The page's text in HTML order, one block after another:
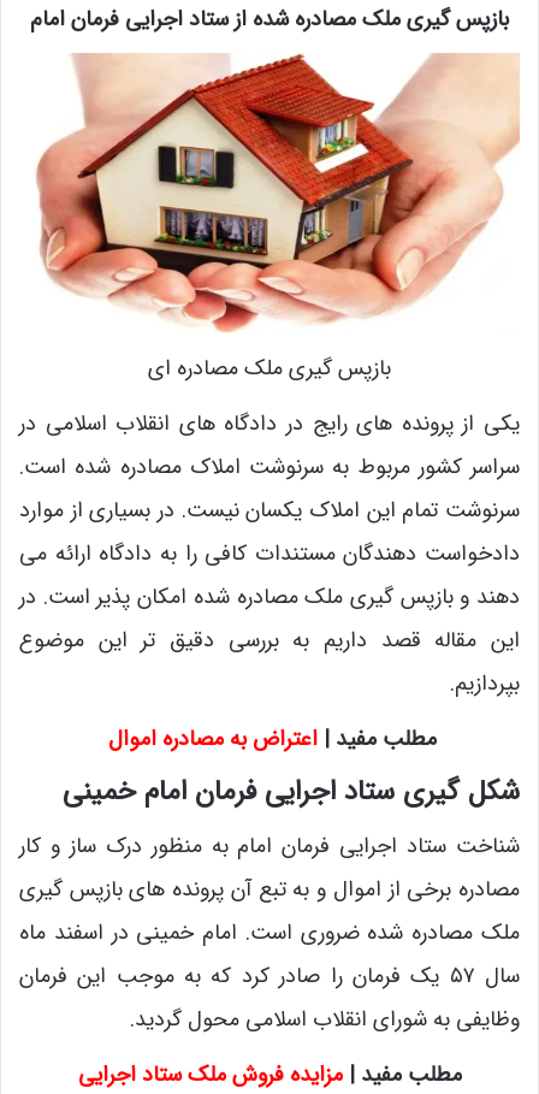
بازپس گیری ملک مصادره شده از ستاد اجرایی فرمان امام
بازپس گیری ملک مصادره ای
یکی از پرونده های رایج در دادگاه های انقلاب اسلامی در
سراسر کشور مربوط به سرنوشت املاک مصادره شده است.
سرنوشت تمام این املاک یکسان نیست. در بسیاری از موارد
دادخواست دهندگان مستندات کافی را به دادگاه ارائه می
دهند و بازپس گیری ملک مصادره شده امکان پذیر است. در
این مقاله قصد داریم به بررسی دقیق تر این موضوع
بپردازیم.
مطلب مفید | اعتراض به مصادره اموال
شکل گیری ستاد اجرایی فرمان امام خمینی
شناخت ستاد اجرایی فرمان امام به منظور درک ساز و کار
مصادره برخی از اموال و به تبع آن پرونده های بازپس گیری
ملک مصادره شده ضروری است. امام خمینی در اسفند ماه
سال ۵۷ یک فرمان را صادر کرد که به موجب این فرمان
وظایفی به شورای انقلاب اسلامی محول گردید.
مطلب مفید |مزایده فروش ملک ستاد اجرایی